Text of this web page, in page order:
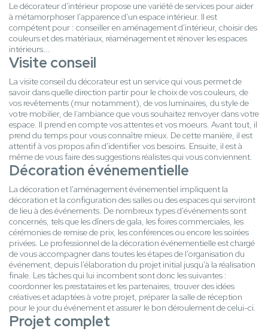
Le décorateur d'intérieur propose une variété de services pour aider
à métamorphoser l'apparence d'un espace intérieur. Il est
compétent pour : conseiller en aménagement d'intérieur, choisir des
couleurs et des matériaux, réaménagement et rénover les espaces
intérieurs...
Visite conseil
La visite conseil du décorateur est un service qui vous permet de
savoir dans quelle direction partir pour le choix de vos couleurs, de
vos revêtements (mur notamment), de vos luminaires, du style de
votre mobilier, de l’ambiance que vous souhaitez renvoyer dans votre
espace. Il prend en compte vos attentes et vos moeurs. Avant tout, il
prend du temps pour vous connaître mieux. De cette manière, il est
attentif à vos propos afin d'identifier vos besoins. Ensuite, il est à
même de vous faire des suggestions réalistes qui vous conviennent.
Décoration événementielle
La décoration et l'aménagement événementiel impliquent la
décoration et la configuration des salles ou des espaces qui serviront
de lieu à des événements. De nombreux types d'événements sont
concernés, tels que les dîners de gala, les foires commerciales, les
cérémonies de remise de prix, les conférences ou encore les soirées
privées. Le professionnel de la décoration événementielle est chargé
de vous accompagner dans toutes les étapes de l'organisation du
événement, depuis l'élaboration du projet initial jusqu'à la réalisation
finale. Les tâches qui lui incombent sont donc les suivantes :
coordonner les prestataires et les partenaires, trouver des idées
créatives et adaptées à votre projet, préparer la salle de réception
pour le jour du événement et assurer le bon déroulement de celui-ci.
Projet complet